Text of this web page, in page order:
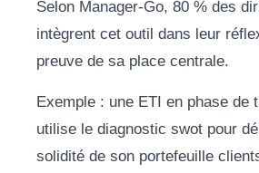
Selon Manager-Go, 80 % des
intègrent cet outil dans leur
preuve de sa place centrale.
Exemple : une ETI en phase de
utilise le diagnostic swot pour
solidité de son portefeuille